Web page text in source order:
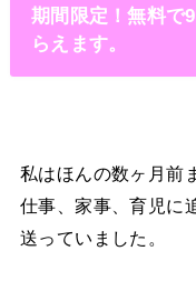
期間限定！無料で
らえます。
私はほんの数ヶ月前
仕事、家事、育児に
送っていました。